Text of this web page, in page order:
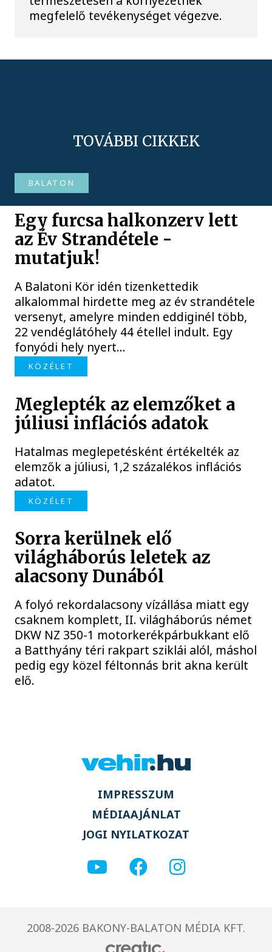
megfelelő tevékenységet végezve.
TOVÁBBI CIKKEK
BALATON
Egy furcsa halkonzerv lett
az Év Strandétele -
mutatjuk!
A Balatoni Kör idén tizenkettedik
alkalommal hirdette meg az év strandétele
versenyt, amelyre minden eddiginél több,
22 vendéglátóhely 44 étellel indult. Egy
fonyódi hely nyert...
KÖZÉLET
Meglepték az elemzőket a
júliusi inflációs adatok
Hatalmas meglepetésként értékelték az
elemzők a júliusi, 1,2 százalékos inflációs
adatot.
KÖZÉLET
Sorra kerülnek elő
világháborús leletek az
alacsony Dunából
A folyó rekordalacsony vízállása miatt egy
csaknem komplett, II. világháborús német
DKW NZ 350-1 motorkerékpárbukkant elő
a Batthyány téri rakpart sziklái alól, máshol
pedig egy közel féltonnás brit akna került
elő.
IMPRESSZUM
MÉDIAAJÁNLAT
JOGI NYILATKOZAT
2008-2026 BAKONY-BALATON MÉDIA KFT.